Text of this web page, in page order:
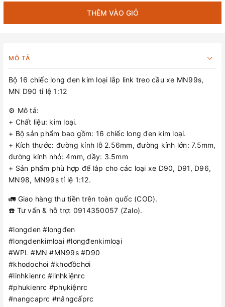
THÊM VÀO GIỎ
MÔ TẢ
Bộ 16 chiếc long đen kim loại lắp link treo cầu xe MN99s,
MN D90 tỉ lệ 1:12
⚙️ Mô tả:
+ Chất liệu: kim loại.
+ Bộ sản phẩm bao gồm: 16 chiếc long đen kim loại.
+ Kích thước: đường kính lỗ 2.56mm, đường kính lớn: 7.5mm,
đường kính nhỏ: 4mm, dầy: 3.5mm
+ Sản phẩm phù hợp để lắp cho các loại xe D90, D91, D96,
MN98, MN99s tỉ lệ 1:12.
🚛 Giao hàng thu tiền trên toàn quốc (COD).
☎️ Tư vấn & hỗ trợ: 0914350057 (Zalo).
#longden #longđen
#longdenkimloai #longđenkimloại
#WPL #MN #MN99s #D90
#khodochoi #khođồchơi
#linhkienrc #linhkiệnrc
#phukienrc #phụkiệnrc
#nangcaprc #nângcấprc